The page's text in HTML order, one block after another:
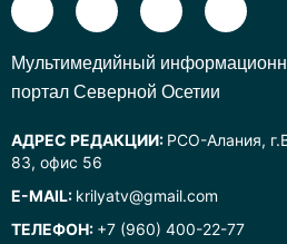
Mультимедийный
портал Северной Осетии
АДРЕС РЕДАКЦИИ: РСО-Алания,
83, офис 56
E-MAIL: krilyatv@gmail.com
ТЕЛЕФОН: +7 (960) 400-22-77